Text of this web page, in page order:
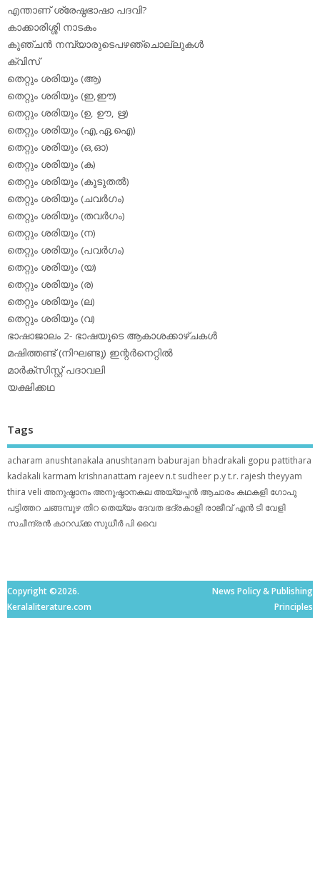
എന്താണ് ശ്രേഷ്ഠഭാഷാ പദവി?
കാക്കാരിശ്ശി നാടകം
കുഞ്ചന്‍ നമ്പ്യാരുടെപഴഞ്ചൊല്ലുകള്‍
ക്വിസ്
തെറ്റും ശരിയും (ആ)
തെറ്റും ശരിയും (ഇ,ഈ)
തെറ്റും ശരിയും (ഉ, ഊ, ഋ)
തെറ്റും ശരിയും (എ,ഏ,ഐ)
തെറ്റും ശരിയും (ഒ,ഓ)
തെറ്റും ശരിയും (ക)
തെറ്റും ശരിയും (കൂടുതല്‍)
തെറ്റും ശരിയും (ചവര്‍ഗം)
തെറ്റും ശരിയും (തവര്‍ഗം)
തെറ്റും ശരിയും (ന)
തെറ്റും ശരിയും (പവര്‍ഗം)
തെറ്റും ശരിയും (യ)
തെറ്റും ശരിയും (ര)
തെറ്റും ശരിയും (ല)
തെറ്റും ശരിയും (വ)
ഭാഷാജാലം 2- ഭാഷയുടെ ആകാശക്കാഴ്ചകള്‍
മഷിത്തണ്ട് (നിഘണ്ടു) ഇന്റര്‍നെറ്റില്‍
മാര്‍ക്‌സിസ്റ്റ് പദാവലി
യക്ഷിക്കഥ
Tags
acharam anushtanakala anushtanam baburajan bhadrakali gopu pattithara
kadakali karmam krishnanattam rajeev n.t sudheer p.yt.r. rajesh theyyam
thira veli അനുഷ്ഠാനം അനുഷ്ഠാനകല അയ്യപ്പന്‍ ആചാരം കഥകളി ഗോപു
പട്ടിത്തറ ചങ്ങമ്പുഴ തിറ തെയ്യം ദേവത ഭദ്രകാളി രാജീവ് എൻ ടി വേളി
സചീന്ദ്രന്‍ കാറഡ്ക്ക സുധീര്‍ പി വൈ
Copyright ©2026.
Keralaliterature.com
News Policy & Publishing
Principles